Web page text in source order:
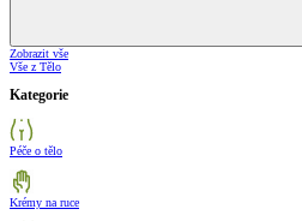
Zobrazit vše
Vše z Tělo
Kategorie
Péče o tělo
Krémy na ruce